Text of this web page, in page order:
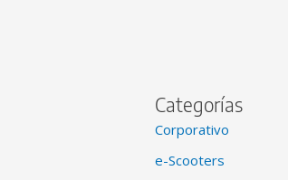
Categorías
Corporativo
e-Scooters